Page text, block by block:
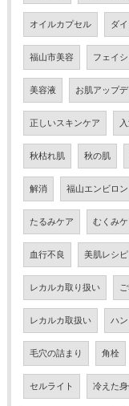
オイルカプセル ダ
福山市美容 フェイ
美容液 お肌アップデ
正しいスキンケア
秋枯れ肌 秋の肌
解消 福山エンビロン
たるみケア むくみケ
血行不良 美肌レシピ
レカルカ取り扱い
レカルカ取扱い ハ
毛穴の詰まり 角栓
セルライト 冷えた